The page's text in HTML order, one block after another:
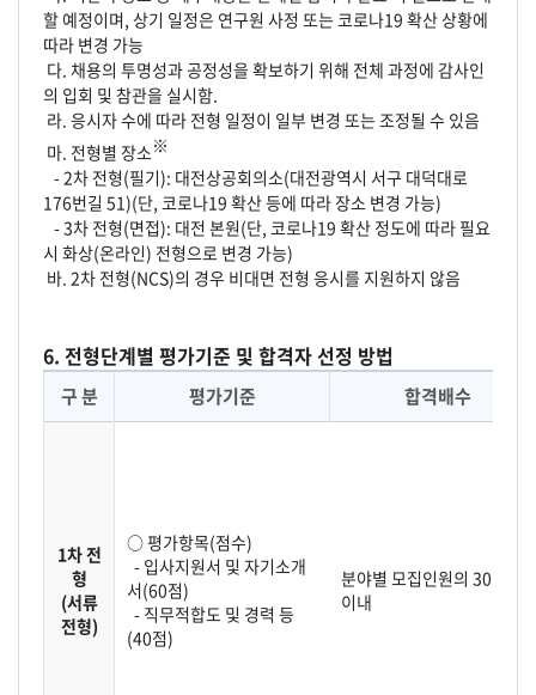
할 예정이며, 상기 일정은 연구원 사정 또는 코로나19 확산 상황에
따라 변경 가능
다. 채용의 투명성과 공정성을 확보하기 위해 전체 과정에 감사인
의 입회 및 참관을 실시함.
라. 응시자 수에 따라 전형 일정이 일부 변경 또는 조정될 수 있음
마. 전형별 장소※
- 2차 전형(필기): 대전상공회의소(대전광역시 서구 대덕대로
176번길 51)(단, 코로나19 확산 등에 따라 장소 변경 가능)
- 3차 전형(면접): 대전 본원(단, 코로나19 확산 정도에 따라 필요
시 화상(온라인) 전형으로 변경 가능)
바. 2차 전형(NCS)의 경우 비대면 전형 응시를 지원하지 않음
6. 전형단계별 평가기준 및 합격자 선정 방법
구 분 평가기준 합격배수
1차 전
형
(서류
전형)
○ 평가항목(점수)
- 입사지원서 및 자기소개
서(60점)
- 직무적합도 및 경력 등
(40점)
분야별 모집인원의 30배수
이내